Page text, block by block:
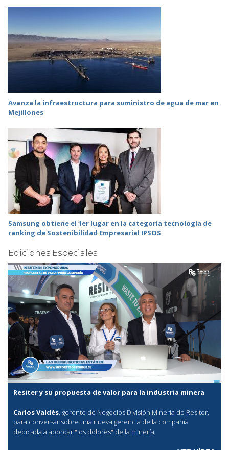
Avanza la infraestructura para suministro de agua de mar en
Mejillones
Samsung obtiene el 1er lugar en la categoría tecnología de
ranking de Sostenibilidad Empresarial IPSOS
Ediciones Especiales
Resiter y su propuesta de valor para la industria minera
Carlos Valdés, gerente de Negocios División Minería de Resiter,
para conversar sobre una nueva gerencia de la compañía
dedicada a abordar "los dolores" de la minería.